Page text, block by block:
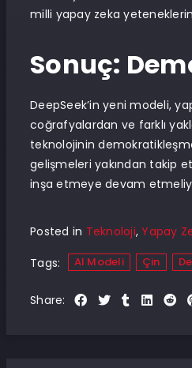
milli yapay zeka
Sonuç:
DeepSeek’in yeni modeli,
coğrafyalardan ve farklı
teknolojinin
gelişmeleri yakından takip
inşa etmeye devam
Posted in Teknoloji,Yapay
Tags:
AI Modeli Çin
Share: